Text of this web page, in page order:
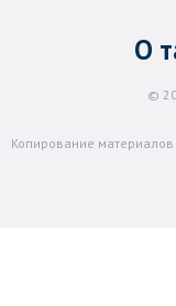
О
©
Копирование